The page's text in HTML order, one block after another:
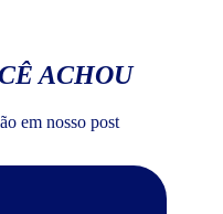
ACHOU
em nosso post